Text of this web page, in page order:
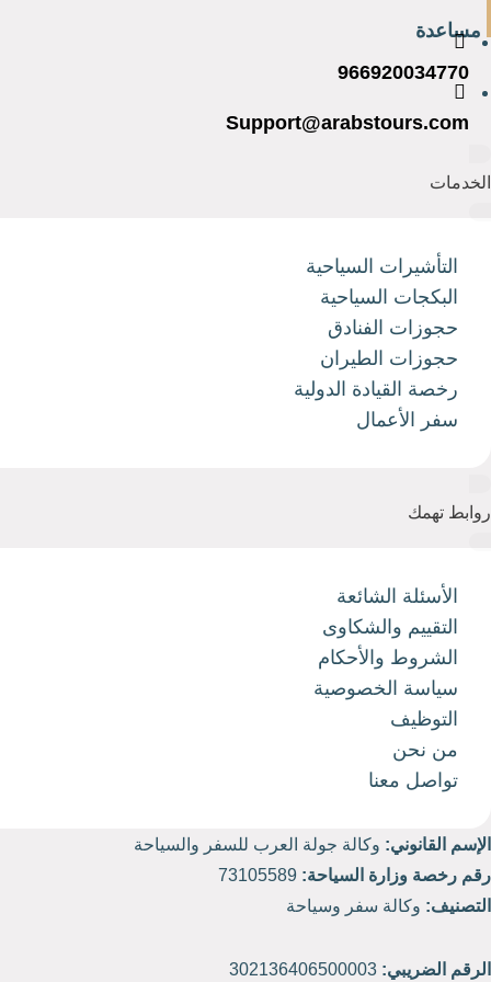
مساعدة
966920034770
Support@arabstours.com
الخدمات
التأشيرات السياحية
البكجات السياحية
حجوزات الفنادق
حجوزات الطيران
رخصة القيادة الدولية
سفر الأعمال
روابط تهمك
الأسئلة الشائعة
التقييم والشكاوى
الشروط والأحكام
سياسة الخصوصية
التوظيف
من نحن
تواصل معنا
الإسم القانوني: وكالة جولة العرب للسفر والسياحة
رقم رخصة وزارة السياحة:
التصنيف: وكالة سفر وسياحة
الرقم الضريبي: